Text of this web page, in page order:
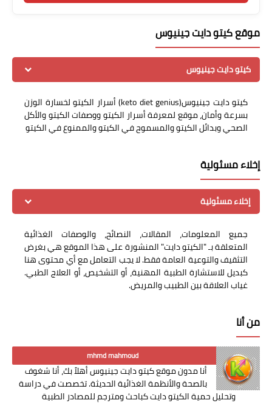
موقع كيتو دايت جينيوس
كيتو دايت جينيوس
كيتو دايت جينيوس(keto diet genius) أسرار الكيتو لخسارة الوزن
بسرعة وأمان، موقع لمعرفة أسرار الكيتو ووصفات الكيتو والأكل
الصحي وبدائل الكيتو والمسموح في الكيتو والممنوع في الكيتو
إخلاء مسئولية
إخلاء مسئولية
جميع المعلومات، المقالات، النصائح، والوصفات الغذائية
المتعلقة بـ "الكيتو دايت" المنشورة على هذا الموقع هي بغرض
التثقيف والتوعية العامة فقط. لا يجب التعامل مع أي محتوى هنا
كبديل للاستشارة الطبية المهنية، أو التشخيص، أو العلاج الطبي.
غياب العلاقة بين الطبيب والمريض.
من أنا
mhmd mahmoud
أنا مدون موقع كيتو دايت جينيوس أهلاً بك، أنا شغوف
بالصحة والأنظمة الغذائية الحديثة. تخصصت في دراسة
وتحليل حمية الكيتو دايت كباحث ومترجم للمصادر الطبية